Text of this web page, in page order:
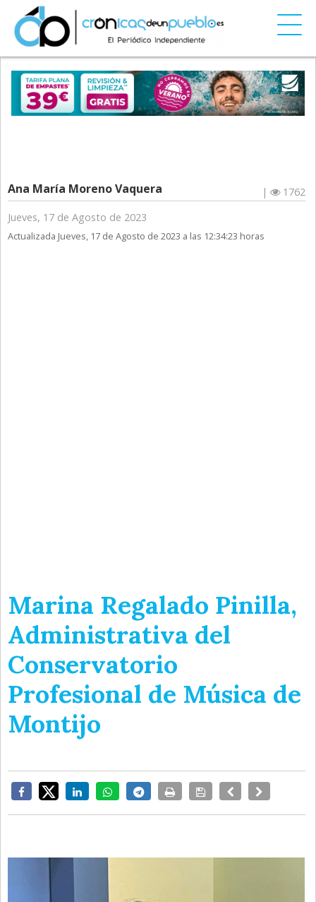
Ana María Moreno Vaquera |
1762
Jueves, 17 de Agosto de 2023
Actualizada Jueves, 17 de Agosto de 2023 a las 12:34:23 horas
Marina Regalado Pinilla,
Administrativa del
Conservatorio
Profesional de Música de
Montijo